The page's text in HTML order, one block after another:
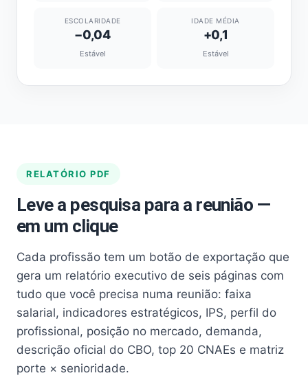
ESCOLARIDADE
−0,04
Estável
IDADE MÉDIA
+0,1
Estável
RELATÓRIO PDF
Leve a pesquisa para a reunião —
em um clique
Cada profissão tem um botão de exportação que
gera um relatório executivo de seis páginas com
tudo que você precisa numa reunião: faixa
salarial, indicadores estratégicos, IPS, perfil do
profissional, posição no mercado, demanda,
descrição oficial do CBO, top 20 CNAEs e matriz
porte × senioridade.